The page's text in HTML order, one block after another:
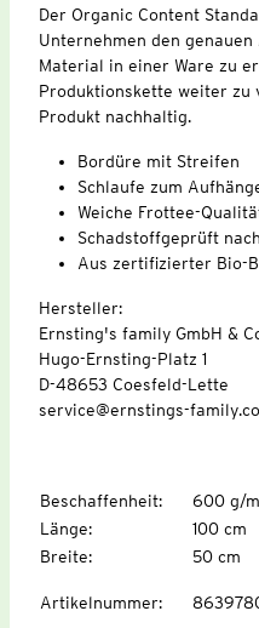
Der Organic Content
Unternehmen den
Material in einer Ware zu
Produktionskette weiter zu
Produkt nachhaltig.
Bordüre mit Streifen
Schlaufe zum
Weiche Frottee-
Schadstoffgeprüft
Aus zertifizierter Bio-
Hersteller:
Ernsting's family GmbH &
Hugo-Ernsting-Platz 1
D-48653 Coesfeld-Lette
service@ernstings-
Beschaffenheit:
600 g/
Länge:
100 cm
Breite: 50 cm
Artikelnummer: